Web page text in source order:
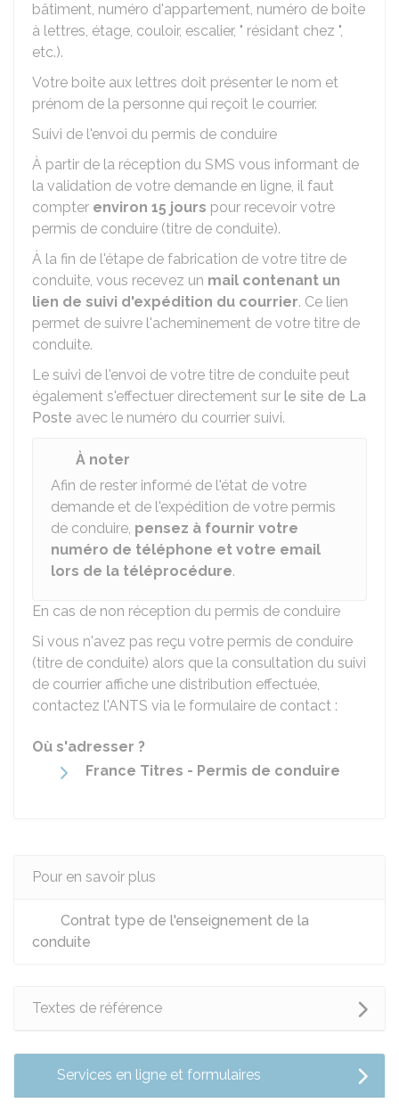
bâtiment, numéro d'appartement, numéro de boite
à lettres, étage, couloir, escalier, " résidant chez ",
etc.).
Votre boite aux lettres doit présenter le nom et
prénom de la personne qui reçoit le courrier.
Suivi de l'envoi du permis de conduire
À partir de la réception du SMS vous informant de
la validation de votre demande en ligne, il faut
compter environ 15 jours pour recevoir votre
permis de conduire (titre de conduite).
À la fin de l'étape de fabrication de votre titre de
conduite, vous recevez un mail contenant un
lien de suivi d'expédition du courrier. Ce lien
permet de suivre l'acheminement de votre titre de
conduite.
Le suivi de l'envoi de votre titre de conduite peut
également s'effectuer directement sur le site de La
Poste avec le numéro du courrier suivi.
À noter
Afin de rester informé de l'état de votre
demande et de l'expédition de votre permis
de conduire, pensez à fournir votre
numéro de téléphone et votre email
lors de la téléprocédure.
En cas de non réception du permis de conduire
Si vous n'avez pas reçu votre permis de conduire
(titre de conduite) alors que la consultation du suivi
de courrier affiche une distribution effectuée,
contactez l'ANTS via le formulaire de contact :
Où s'adresser ?
France Titres - Permis de conduire
Pour en savoir plus
Contrat type de l'enseignement de la
conduite
Textes de référence
Services en ligne et formulaires